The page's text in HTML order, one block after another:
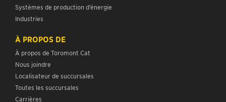
Systèmes de production d’énergie
Industries
À PROPOS DE
À propos de Toromont Cat
Nous joindre
Localisateur de succursales
Toutes les succursales
Carrières